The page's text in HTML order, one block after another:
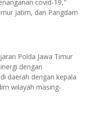
covid-19,"
Jatim, dan Pangdam
Polda Jawa Timur
dengan
daerah dengan kepala
wilayah masing-